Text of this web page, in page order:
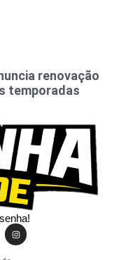
renovação
temporadas